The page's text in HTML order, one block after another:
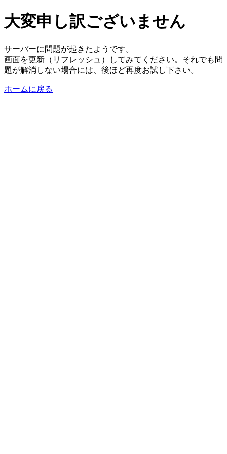
大変申し訳ございません
サーバーに問題が起きたようです。
画面を更新（リフレッシュ）してみてください。それでも問
題が解消しない場合には、後ほど再度お試し下さい。
ホームに戻る